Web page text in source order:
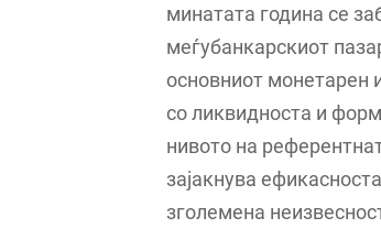
минатата година се
меѓубанкарскиот
основниот монетарен
со ликвидноста и
нивото на
зајакнува
зголемена